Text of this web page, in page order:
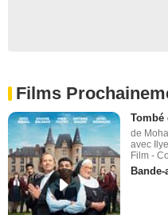
Films
Tombé
de
avec
Film -
Bande-